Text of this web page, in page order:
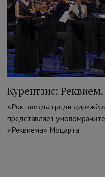
Курентзис:
«Рок-звезда среди
представляет
«Реквиема» Моцарта